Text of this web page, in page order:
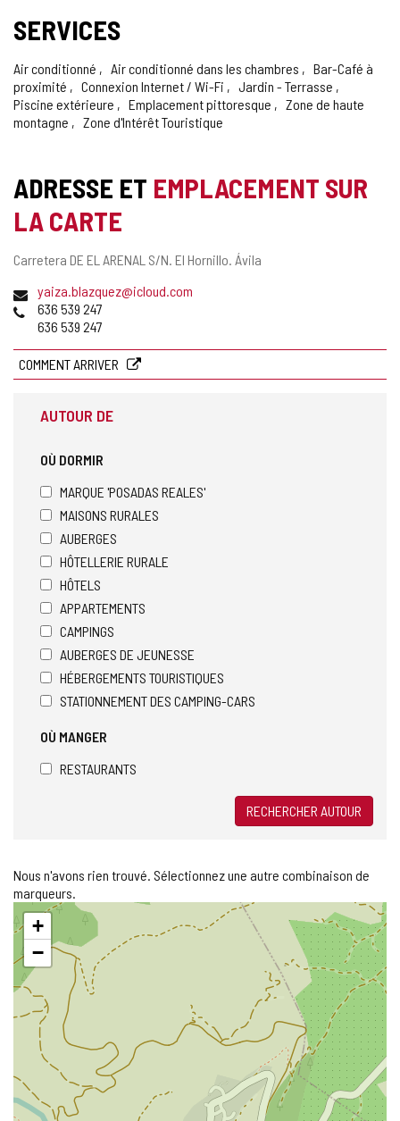
CONFIANCE
SERVICES
Air conditionné Air conditionné dans les chambres
Bar-Café à
proximité
Connexion Internet / Wi-Fi
Jardin - Terrasse
Piscine extérieure
Emplacement pittoresque
Zone de haute
montagne
Zone d'Intérêt Touristique
ADRESSE ET EMPLACEMENT SUR
LA CARTE
Adresse
Carretera DE EL ARENAL S/N. El Hornillo. Ávila
Adresse
de
courrier
yaiza.blazquez@icloud.com
Téléphones
636 539 247
636 539 247
COMMENT ARRIVER
AUTOUR DE
OÙ DORMIR
MARQUE 'POSADAS REALES'
MAISONS RURALES
AUBERGES
HÔTELLERIE RURALE
HÔTELS
APPARTEMENTS
CAMPINGS
AUBERGES DE JEUNESSE
HÉBERGEMENTS TOURISTIQUES
STATIONNEMENT DES CAMPING-CARS
OÙ MANGER
RESTAURANTS
RECHERCHER AUTOUR
Nous n'avons rien trouvé. Sélectionnez une autre combinaison de
marqueurs.
Sauter
la
carte
+
−